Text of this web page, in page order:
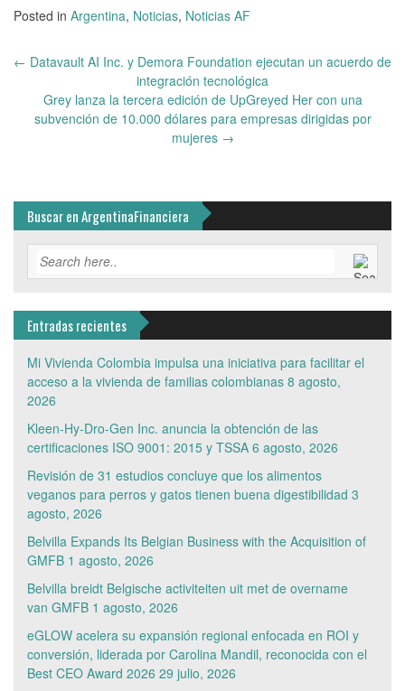
Posted in Argentina, Noticias, Noticias AF
Post
← Datavault AI Inc. y Demora Foundation ejecutan un acuerdo de
integración tecnológica
Grey lanza la tercera edición de UpGreyed Her con una
subvención de 10.000 dólares para empresas dirigidas por
mujeres →
Buscar en ArgentinaFinanciera
Entradas recientes
Mi Vivienda Colombia impulsa una iniciativa para facilitar el
acceso a la vivienda de familias colombianas 8 agosto,
2026
Kleen-Hy-Dro-Gen Inc. anuncia la obtención de las
certificaciones ISO 9001: 2015 y TSSA 6 agosto, 2026
Revisión de 31 estudios concluye que los alimentos
veganos para perros y gatos tienen buena digestibilidad 3
agosto, 2026
Belvilla Expands Its Belgian Business with the Acquisition of
GMFB 1 agosto, 2026
Belvilla breidt Belgische activiteiten uit met de overname
van GMFB 1 agosto, 2026
eGLOW acelera su expansión regional enfocada en ROI y
conversión, liderada por Carolina Mandil, reconocida con el
Best CEO Award 2026 29 julio, 2026